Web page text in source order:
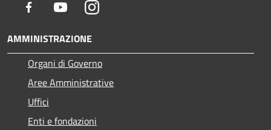
Facebook YoutubeInstagram
AMMINISTRAZIONE
Organi di Governo
Aree Amministrative
Uffici
Enti e fondazioni